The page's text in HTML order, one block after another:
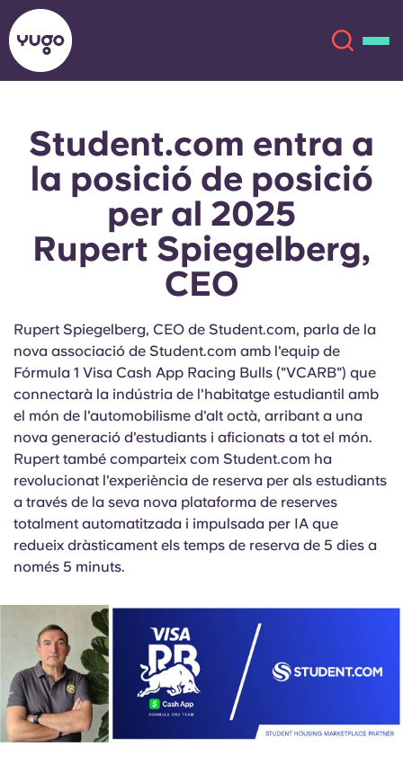
Sobre
Ubicacions
Més
Compte Llengua
English (GB)
English (US)
Chinese
Català
Deutsch
Italian
Selecciona un país
Selecciona una ciutat
Selecciona una residència
Inicia la sessió
Reserva ara
English (GB)
English (US)
Chinese Español
Italian French
Portuguese
Student.com entra a
la posició de posició
per al 2025
Rupert Spiegelberg,
CEO
Rupert Spiegelberg, CEO de Student.com, parla de la
nova associació de Student.com amb l'equip de
Fórmula 1 Visa Cash App Racing Bulls ("VCARB") que
connectarà la indústria de l'habitatge estudiantil amb
el món de l'automobilisme d'alt octà, arribant a una
nova generació d'estudiants i aficionats a tot el món.
Rupert també comparteix com Student.com ha
revolucionat l'experiència de reserva per als estudiants
a través de la seva nova plataforma de reserves
totalment automatitzada i impulsada per IA que
redueix dràsticament els temps de reserva de 5 dies a
només 5 minuts.